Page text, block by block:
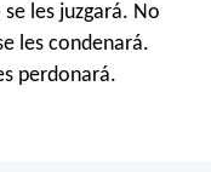
les juzgará. No
les condenará.
perdonará.